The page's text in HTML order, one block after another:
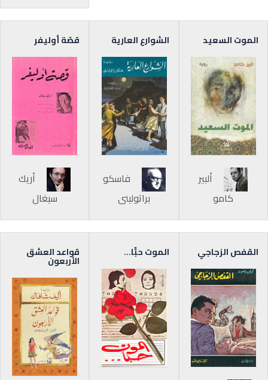
الموت السعيد
ألبير
كامو
الشوارع العارية
فاسكو
براتوليني
قصّة أوليفر
أريك
سيغال
القفص الزجاجي الموت حبًّا… قواعد العشق
الأربعون